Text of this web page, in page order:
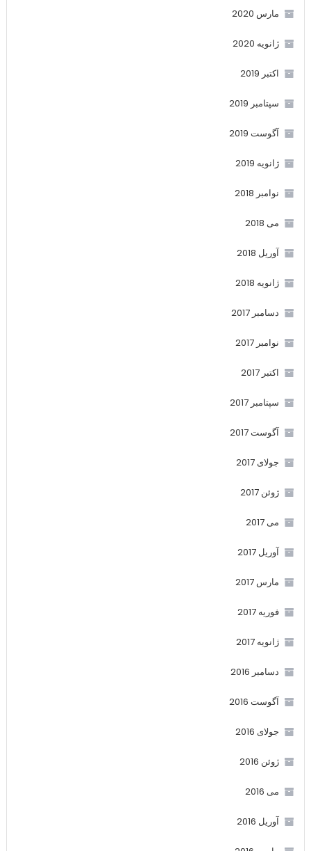
مارس 2020
ژانویه 2020
اکتبر 2019
سپتامبر 2019
آگوست 2019
ژانویه 2019
نوامبر 2018
می 2018
آوریل 2018
ژانویه 2018
دسامبر 2017
نوامبر 2017
اکتبر 2017
سپتامبر 2017
آگوست 2017
جولای 2017
ژوئن 2017
می 2017
آوریل 2017
مارس 2017
فوریه 2017
ژانویه 2017
دسامبر 2016
آگوست 2016
جولای 2016
ژوئن 2016
می 2016
آوریل 2016